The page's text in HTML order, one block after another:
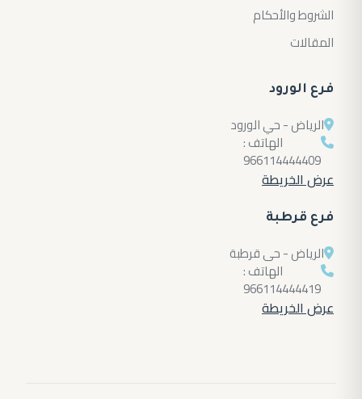
الشروط والأحكام
المقالات
فرع الورود
الرياض - حي الورود
الهاتف :
966114444409
عرض الخريطة
فرع قرطبة
الرياض - حى قرطبة
الهاتف :
966114444419
عرض الخريطة